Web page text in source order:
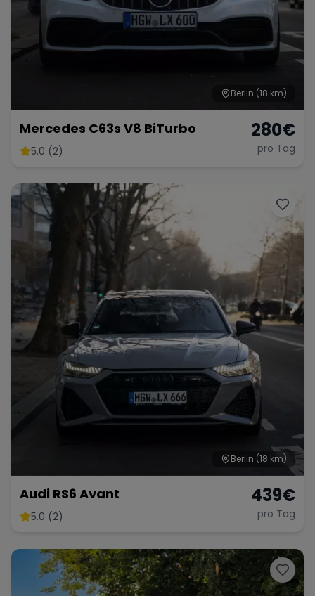
Berlin (18 km)
Mercedes C63s V8 BiTurbo
5.0 (2)
280€
pro Tag
Berlin (18 km)
Audi RS6 Avant
5.0 (2)
439€
pro Tag